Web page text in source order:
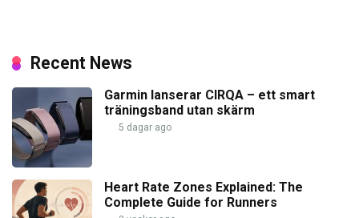
Recent News
Garmin lanserar CIRQA – ett smart
träningsband utan skärm
5 dagar ago
Heart Rate Zones Explained: The
Complete Guide for Runners